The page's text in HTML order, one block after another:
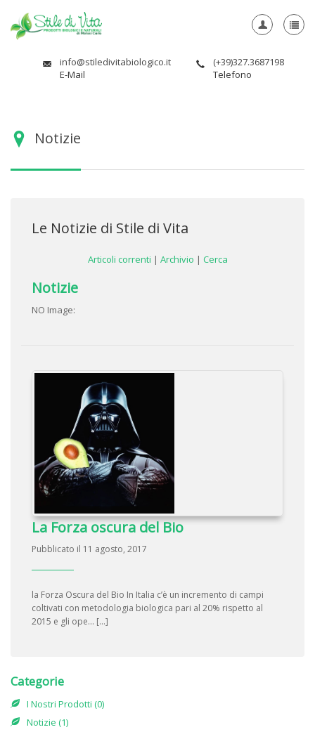
info@stiledivitabiologico.it
E-Mail
(+39)327.3687198
Telefono
Notizie
Le Notizie di Stile di Vita
Articoli correnti | Archivio | Cerca
Notizie
NO Image:
La Forza oscura del Bio
Pubblicato il 11 agosto, 2017
la Forza Oscura del Bio In Italia c’è un incremento di campi
coltivati con metodologia biologica pari al 20% rispetto al
2015 e gli ope... […]
Categorie
I Nostri Prodotti (0)
Notizie (1)